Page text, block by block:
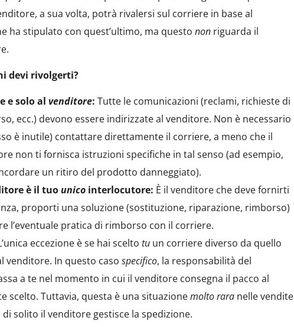
a sua volta, potrà rivalersi sul corriere in base al
ha stipulato con quest’ultimo, ma questonon riguarda il
devi rivolgerti?
e solo alvenditore: Tutte le comunicazioni (reclami, richieste di
ecc.) devono essere indirizzate al venditore. Non è necessario
è inutile) contattare direttamente il corriere, a meno che il
non ti fornisca istruzioni specifiche in tal senso (ad esempio,
un ritiro del prodotto danneggiato).
è il tuo unico interlocutore: È il venditore che deve fornirti
proporti una soluzione (sostituzione, riparazione, rimborso)
l’eventuale pratica di rimborso con il corriere.
eccezione è se hai sceltotu un corriere diverso da quello
venditore. In questo casospecifico, la responsabilità del
a te nel momento in cui il venditore consegna il pacco al
scelto. Tuttavia, questa è una situazionemolto rara nelle vendite
di solito il venditore gestisce la spedizione.